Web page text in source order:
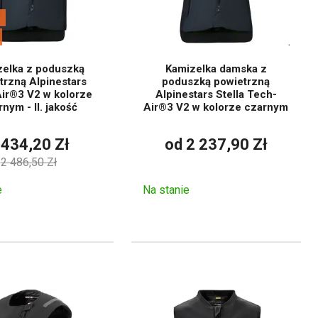
z poduszką
Alpinestars
V2 w kolorze
- II. jakość
Zł
2 486,50 Zł
Kamizelka damska z
poduszką powietrzną
Alpinestars Stella Tech-
Air®3 V2 w kolorze czarnym
od 2 237,90 Zł
Na stanie